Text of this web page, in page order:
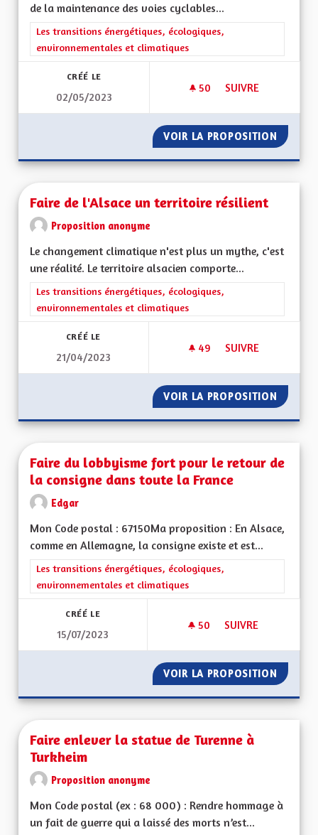
de la maintenance des voies cyclables...
Filtrer les résultats de la catégorie : Les transitions
Les transitions énergétiques, écologiques,
environnementales et climatiques
CRÉÉ LE
02/05/2023
50 50 ABONNÉS
SUIVRE
VOIR LA PROPOSITION
Faire de l'Alsace un territoire résilient
Proposition anonyme
Le changement climatique n'est plus un mythe, c'est
une réalité. Le territoire alsacien comporte...
Filtrer les résultats de la catégorie : Les transitions
Les transitions énergétiques, écologiques,
environnementales et climatiques
CRÉÉ LE
21/04/2023
49 49 ABONNÉS
SUIVRE
VOIR LA PROPOSITION FAIRE
Faire du lobbyisme fort pour le retour de
la consigne dans toute la France
Edgar
Mon Code postal : 67150Ma proposition : En Alsace,
comme en Allemagne, la consigne existe et est...
Filtrer les résultats de la catégorie : Les transitions
Les transitions énergétiques, écologiques,
environnementales et climatiques
CRÉÉ LE
15/07/2023
50 50 ABONNÉS
SUIVRE
VOIR LA PROPOSITION FAIRE
Faire enlever la statue de Turenne à
Turkheim
Proposition anonyme
Mon Code postal (ex : 68 000) : Rendre hommage à
un fait de guerre qui a laissé des morts n’est...